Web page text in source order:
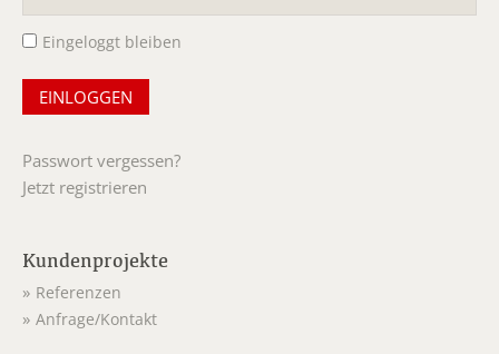
Eingeloggt bleiben
Passwort vergessen?
Jetzt registrieren
Kundenprojekte
Referenzen
Anfrage/Kontakt